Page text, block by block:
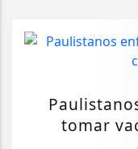
tomar